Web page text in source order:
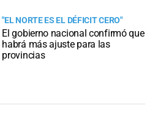
"EL NORTE ES EL DÉFICIT CERO"
El gobierno nacional confirmó que
habrá más ajuste para las
provincias